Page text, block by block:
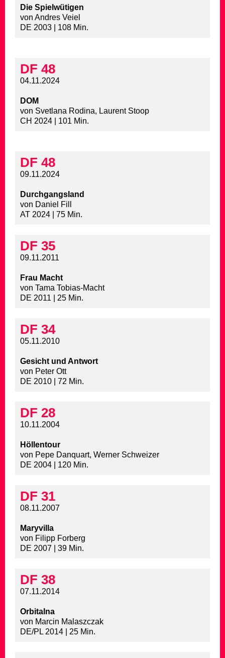
Die Spielwütigen
von Andres Veiel
DE 2003 | 108 Min.
DF 48
04.11.2024
DOM
von Svetlana Rodina, Laurent Stoop
CH 2024 | 101 Min.
DF 48
09.11.2024
Durchgangsland
von Daniel Fill
AT 2024 | 75 Min.
DF 35
09.11.2011
Frau Macht
von Tama Tobias-Macht
DE 2011 | 25 Min.
DF 34
05.11.2010
Gesicht und Antwort
von Peter Ott
DE 2010 | 72 Min.
DF 28
10.11.2004
Höllentour
von Pepe Danquart, Werner Schweizer
DE 2004 | 120 Min.
DF 31
08.11.2007
Maryvilla
von Filipp Forberg
DE 2007 | 39 Min.
DF 38
07.11.2014
Orbitalna
von Marcin Malaszczak
DE/PL 2014 | 25 Min.